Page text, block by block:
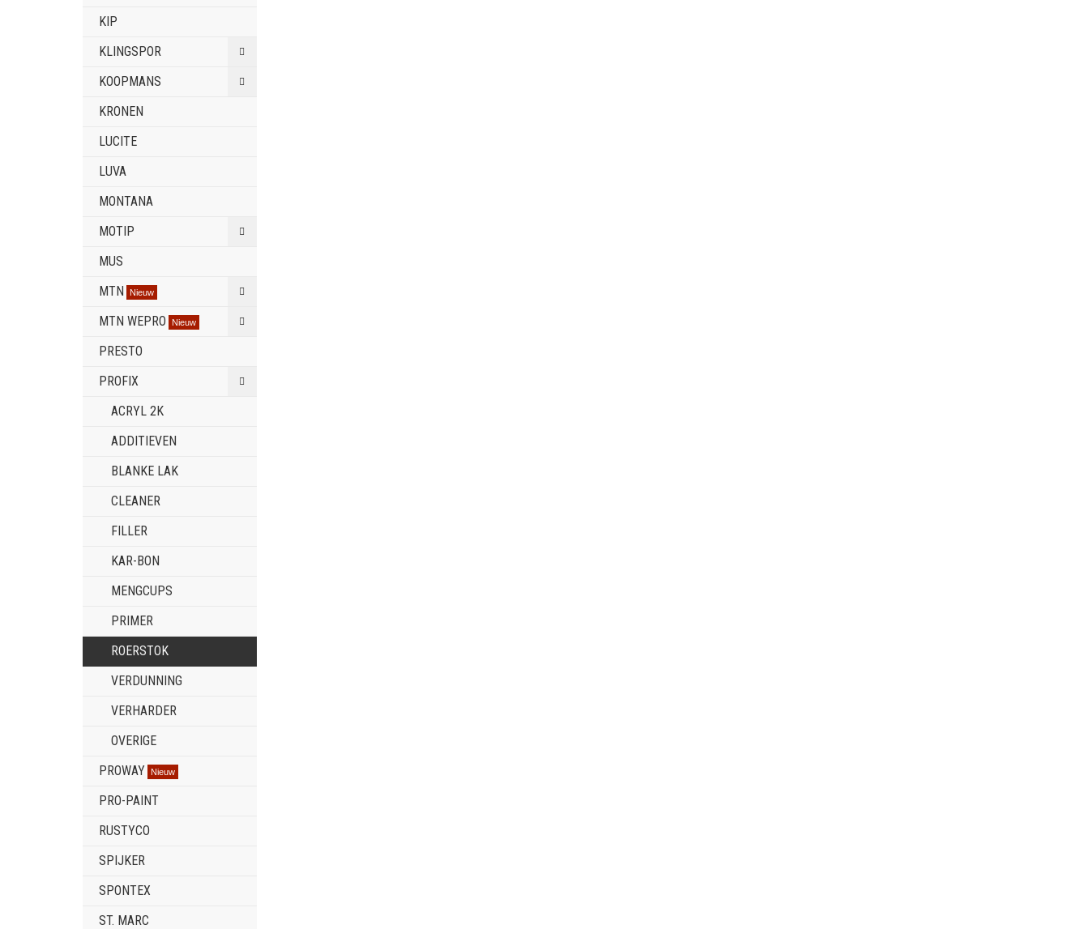
KIP
KLINGSPOR
KOOPMANS
KRONEN
LUCITE
LUVA
MONTANA
MOTIP
MUS
MTN
Nieuw
MTN WEPRO Nieuw
PRESTO
PROFIX
ACRYL 2K
ADDITIEVEN
BLANKE LAK
CLEANER
FILLER
KAR-BON
MENGCUPS
PRIMER
ROERSTOK
VERDUNNING
VERHARDER
OVERIGE
PROWAY Nieuw
PRO-PAINT
RUSTYCO
SPIJKER
SPONTEX
ST. MARC